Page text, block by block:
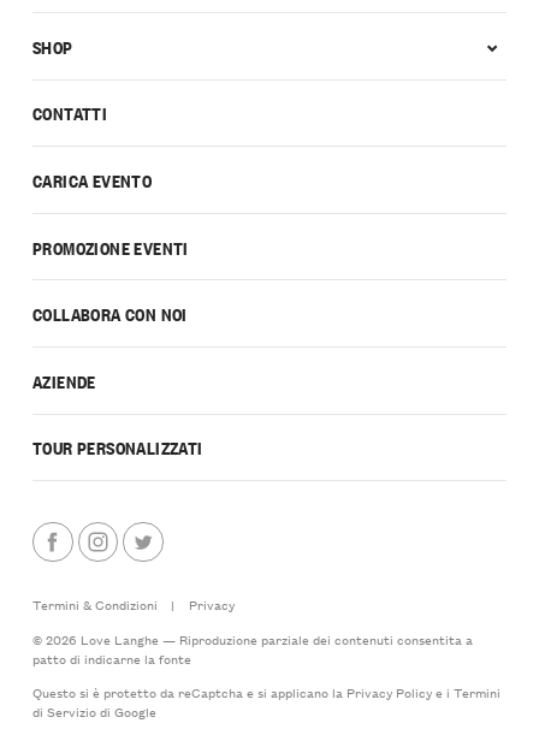
CONTATTI
CARICA EVENTO
PROMOZIONE EVENTI
COLLABORA CON NOI
AZIENDE
TOUR PERSONALIZZATI
SHOP
Termini & Condizioni |
Privacy
© 2026 Love Langhe — Riproduzione parziale dei contenuti consentita a
patto di indicarne la fonte
Questo si è protetto da reCaptcha e si applicano la Privacy Policye i Termini
di Serviziodi Google